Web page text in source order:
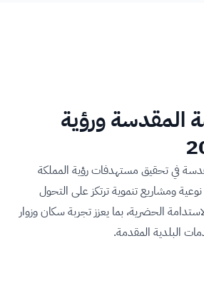
المقدسة ورؤية
في تحقيق مستهدفات رؤية المملكة
نوعية ومشاريع تنموية ترتكز على التحول
الحضرية، بما يعزز تجربة سكان وزوار
البلدية المقدمة.